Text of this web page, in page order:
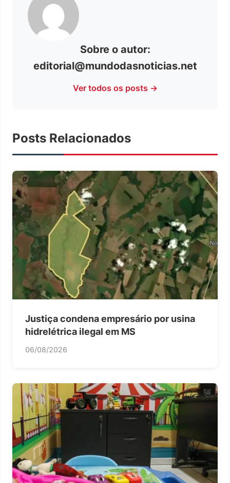
Sobre o autor:
editorial@mundodasnoticias.net
Ver todos os posts →
Posts Relacionados
Justiça condena empresário por usina
hidrelétrica ilegal em MS
06/08/2026